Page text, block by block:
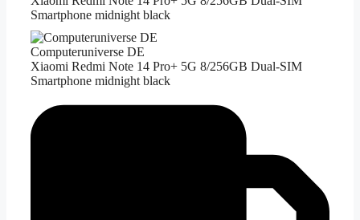
Smartphone midnight black
Computeruniverse DE
Xiaomi Redmi Note 14 Pro+ 5G 8/256GB Dual-SIM
Smartphone midnight black